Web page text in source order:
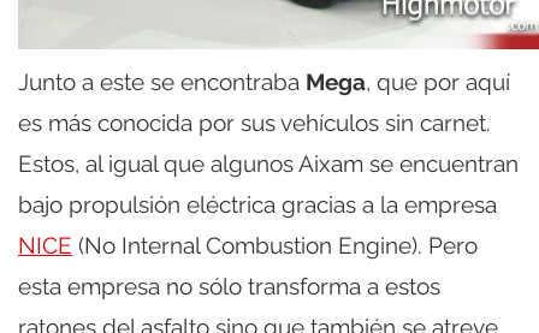
Junto a este se encontraba Mega, que por aquí
es más conocida por sus vehículos sin carnet.
Estos, al igual que algunos Aixam se encuentran
bajo propulsión eléctrica gracias a la empresa
NICE (No Internal Combustion Engine). Pero
esta empresa no sólo transforma a estos
ratones del asfalto sino que también se atreve